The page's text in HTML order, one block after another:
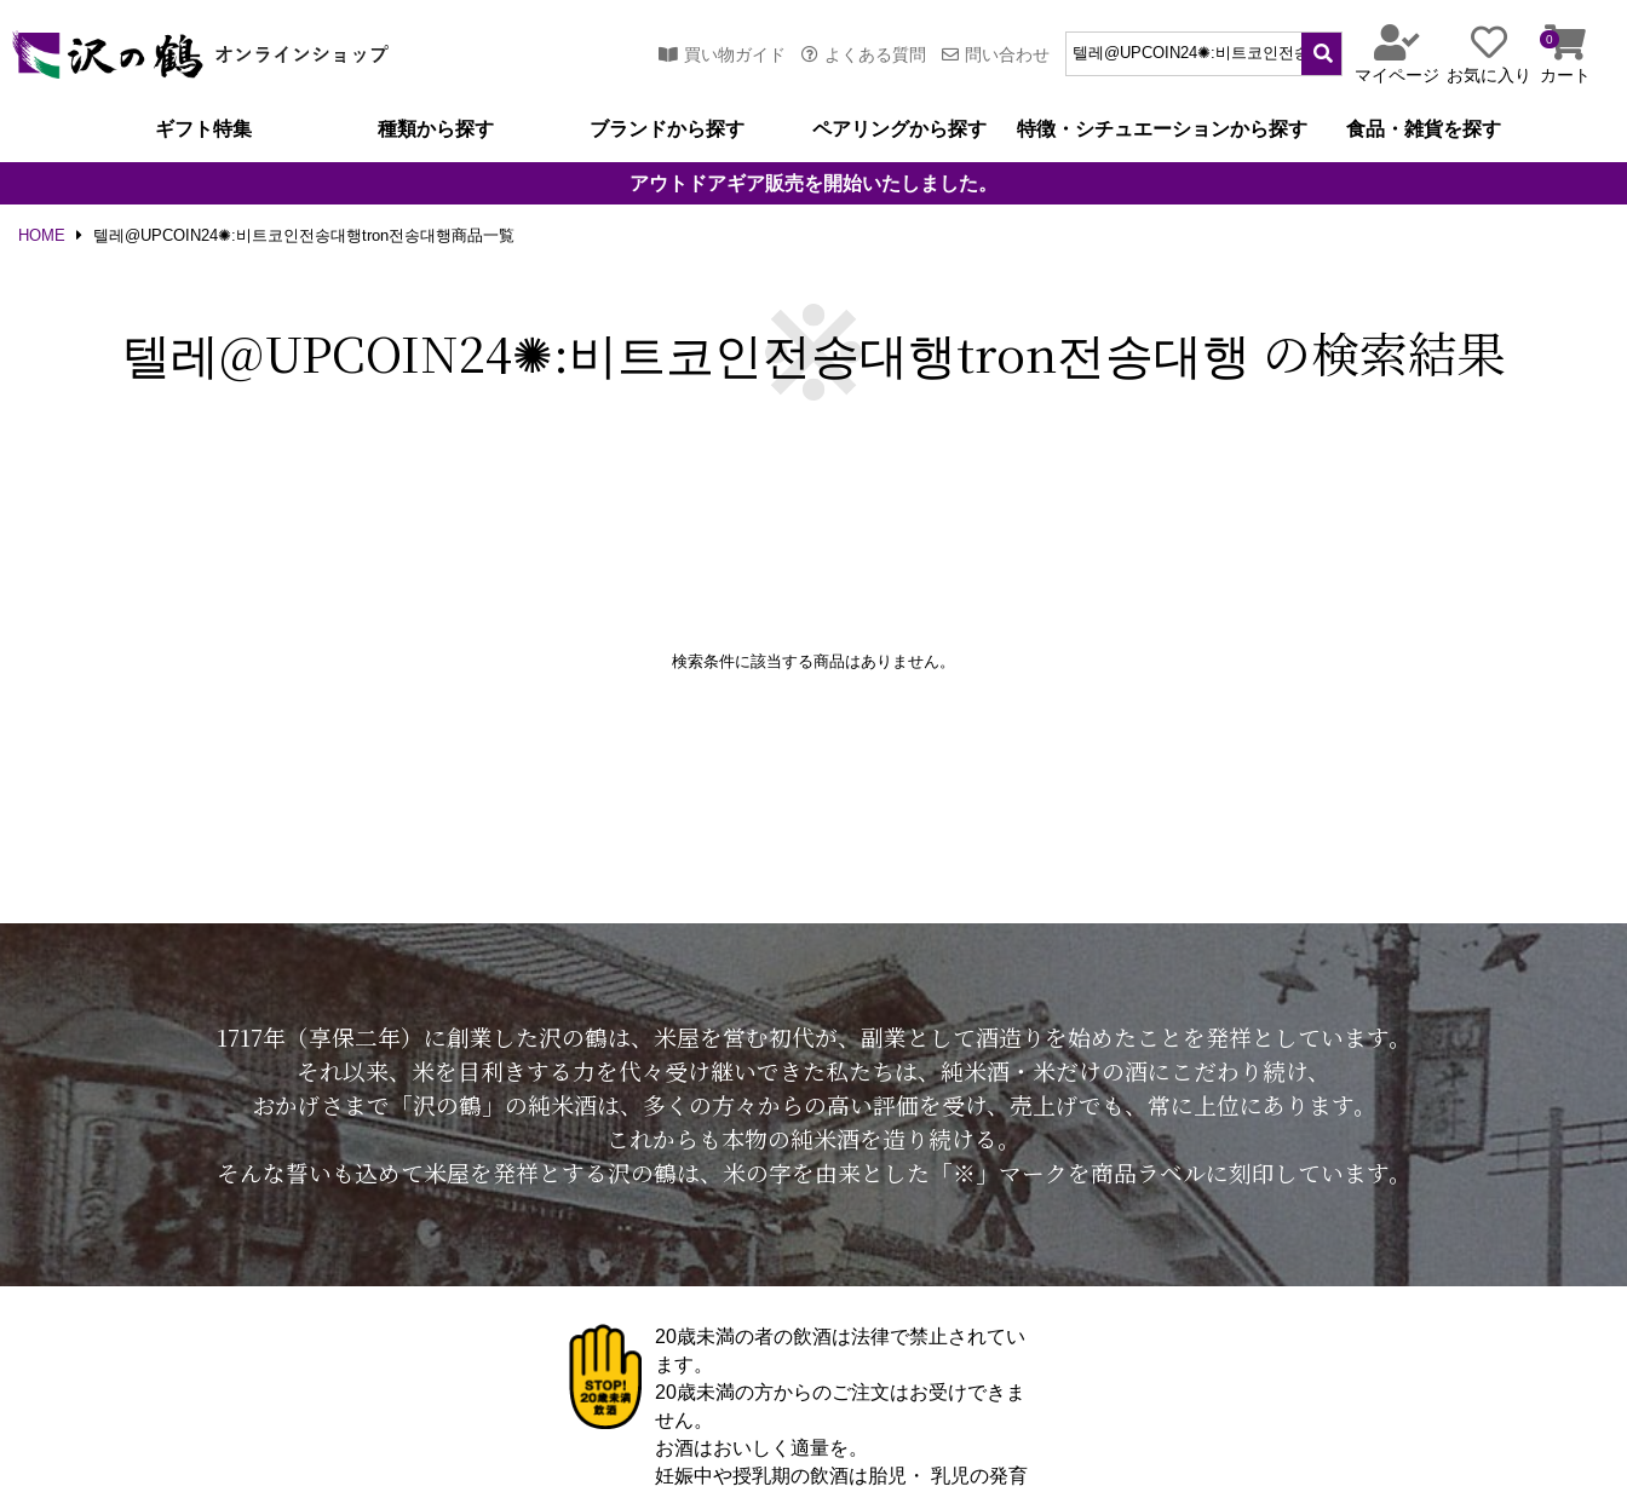
買い物ガイド よくある質問
問い合わせ
マイページ お気に入り
0
カート
ギフト特集 種類から探す ブランドから探す ペアリングから探す 特徴・シチュエーションから探す 食品・雑貨を探す
アウトドアギア販売を開始いたしました。
HOME 텔레@UPCOIN24✺:비트코인전송대행tron전송대행商品一覧
텔레@UPCOIN24✺:비트코인전송대행tron전송대행 の検索結果
検索条件に該当する商品はありません。
1717年（享保二年）に創業した沢の鶴は、米屋を営む初代が、副業として酒造りを始めたことを発祥としています。
それ以来、米を目利きする力を代々受け継いできた私たちは、純米酒・米だけの酒にこだわり続け、
おかげさまで「沢の鶴」の純米酒は、多くの方々からの高い評価を受け、売上げでも、常に上位にあります。
これからも本物の純米酒を造り続ける。
そんな誓いも込めて米屋を発祥とする沢の鶴は、米の字を由来とした「※」マークを商品ラベルに刻印しています。
20歳未満の者の飲酒は法律で禁止されてい
ます。
20歳未満の方からのご注文はお受けできま
せん。
お酒はおいしく適量を。
妊娠中や授乳期の飲酒は胎児・ 乳児の発育